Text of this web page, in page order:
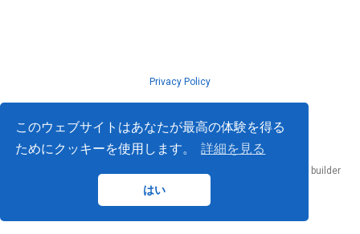
このウェブサイトはあなたが最高の体験を得る
ためにクッキーを使用します。
詳細を見る
はい
Privacy Policy
website builder
that empowers creators.